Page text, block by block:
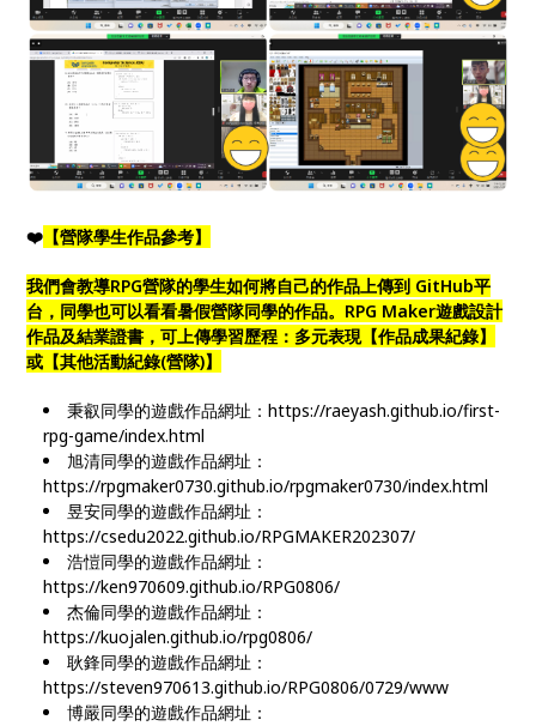
❤️ 【營隊學生作品參考】
我們會教導RPG營隊的學生如何將自己的作品上傳到 GitHub平
台，同學也可以看看暑假營隊同學的作品。 RPG Maker遊戲設計
作品及結業證書，可上傳學習歷程：多元表現【作品成果紀錄】
或【其他活動紀錄(營隊)】
秉叡同學的遊戲作品網址：https://raeyash.github.io/first-
rpg-game/index.html
旭清同學的遊戲作品網址：
https://rpgmaker0730.github.io/rpgmaker0730/index.html
昱安同學的遊戲作品網址：
https://csedu2022.github.io/RPGMAKER202307/
浩愷同學的遊戲作品網址：
https://ken970609.github.io/RPG0806/
杰倫同學的遊戲作品網址：
https://kuojalen.github.io/rpg0806/
耿鋒同學的遊戲作品網址：
https://steven970613.github.io/RPG0806/0729/www
博嚴同學的遊戲作品網址：